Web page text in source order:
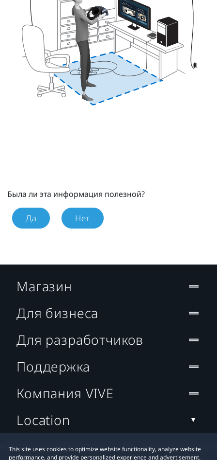
Была ли эта информация полезной?
Да Нет
This site uses cookies to optimize website functionality, analyze website
performance, and provide personalized experience and advertisement.
Магазин
Для бизнеса
Для разработчиков
Поддержка
Компания VIVE
Location